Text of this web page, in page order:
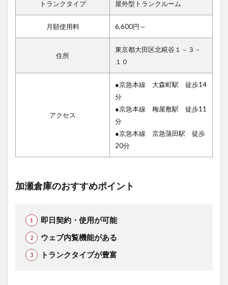
トランクタイプ 屋外型トランクルーム
月額使用料 6,600円～
住所
東京都大田区北糀谷１－３－
１０
アクセス
●京急本線 大森町駅 徒歩14
分
●京急本線 梅屋敷駅 徒歩11
分
●京急本線 京急蒲田駅 徒歩
20分
加瀬倉庫のおすすめポイント
即日契約・使用が可能
ウェブ内覧機能がある
トランクタイプが豊富